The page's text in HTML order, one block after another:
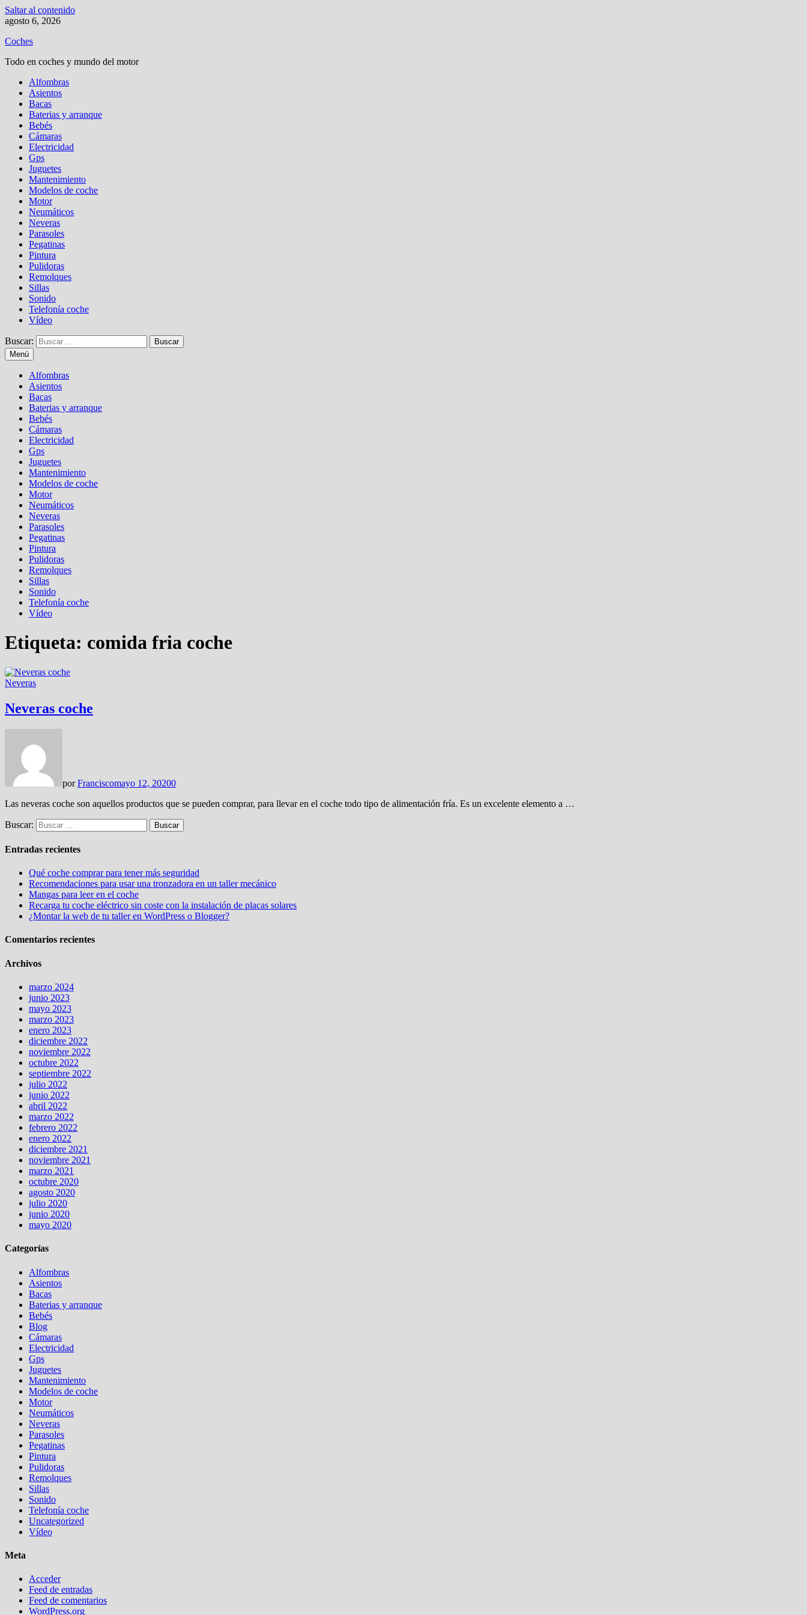
Saltar al contenido
agosto 6, 2026
Coches
Todo en coches y mundo del motor
Alfombras
Asientos
Bacas
Baterias y arranque
Bebés
Cámaras
Electricidad
Gps
Juguetes
Mantenimiento
Modelos de coche
Motor
Neumáticos
Neveras
Parasoles
Pegatinas
Pintura
Pulidoras
Remolques
Sillas
Sonido
Telefonía coche
Vídeo
Buscar:
Menú
Alfombras
Asientos
Bacas
Baterias y arranque
Bebés
Cámaras
Electricidad
Gps
Juguetes
Mantenimiento
Modelos de coche
Motor
Neumáticos
Neveras
Parasoles
Pegatinas
Pintura
Pulidoras
Remolques
Sillas
Sonido
Telefonía coche
Vídeo
Etiqueta: comida fria coche
Neveras
Neveras coche
porFranciscomayo 12, 20200
Las neveras coche son aquellos productos que se pueden comprar, para llevar en el coche todo tipo de alimentación fría. Es un excelente elemento a …
Buscar:
Entradas recientes
Qué coche comprar para tener más seguridad
Recomendaciones para usar una tronzadora en un taller mecánico
Mangas para leer en el coche
Recarga tu coche eléctrico sin coste con la instalación de placas solares
¿Montar la web de tu taller en WordPress o Blogger?
Comentarios recientes
Archivos
marzo 2024
junio 2023
mayo 2023
marzo 2023
enero 2023
diciembre 2022
noviembre 2022
octubre 2022
septiembre 2022
julio 2022
junio 2022
abril 2022
marzo 2022
febrero 2022
enero 2022
diciembre 2021
noviembre 2021
marzo 2021
octubre 2020
agosto 2020
julio 2020
junio 2020
mayo 2020
Categorías
Alfombras
Asientos
Bacas
Baterias y arranque
Bebés
Blog
Cámaras
Electricidad
Gps
Juguetes
Mantenimiento
Modelos de coche
Motor
Neumáticos
Neveras
Parasoles
Pegatinas
Pintura
Pulidoras
Remolques
Sillas
Sonido
Telefonía coche
Uncategorized
Vídeo
Meta
Acceder
Feed de entradas
Feed de comentarios
WordPress.org